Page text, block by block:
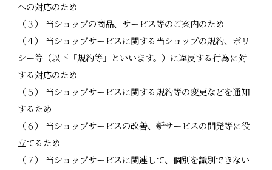
への対応のため
（３） 当ショップの商品、サービス等のご案内のため
（４） 当ショップサービスに関する当ショップの規約、ポリ
シー等（以下「規約等」といいます。）に違反する行為に対
する対応のため
（５） 当ショップサービスに関する規約等の変更などを通知
するため
（６） 当ショップサービスの改善、新サービスの開発等に役
立てるため
（７） 当ショップサービスに関連して、個別を識別できない